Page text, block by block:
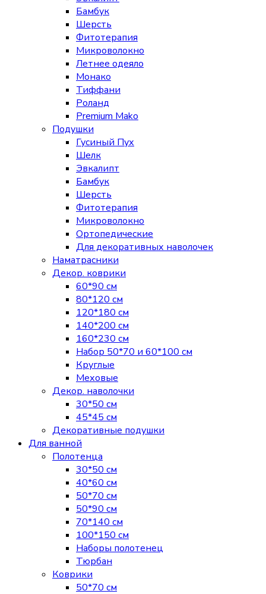
Бамбук
Шерсть
Фитотерапия
Микроволокно
Летнее одеяло
Монако
Тиффани
Роланд
Premium Mako
Подушки
Гусиный Пух
Шелк
Эвкалипт
Бамбук
Шерсть
Фитотерапия
Микроволокно
Ортопедические
Для декоративных наволочек
Наматрасники
Декор. коврики
60*90 см
80*120 см
120*180 см
140*200 см
160*230 см
Набор 50*70 и 60*100 см
Круглые
Меховые
Декор. наволочки
30*50 см
45*45 см
Декоративные подушки
Для ванной
Полотенца
30*50 см
40*60 см
50*70 см
50*90 см
70*140 см
100*150 см
Наборы полотенец
Тюрбан
Коврики
50*70 см